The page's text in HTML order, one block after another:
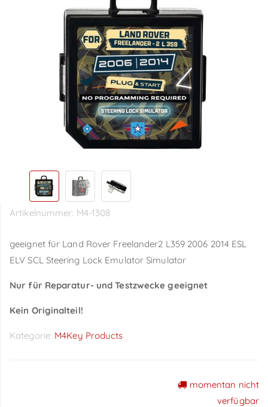
Artikelnummer: M4-1308
geeignet für Land Rover Freelander2 L359 2006 2014 ESL
ELV SCL Steering Lock Emulator Simulator
Nur für Reparatur- und Testzwecke geeignet
Kein Originalteil!
Kategorie: M4Key Products
momentan nicht
verfügbar